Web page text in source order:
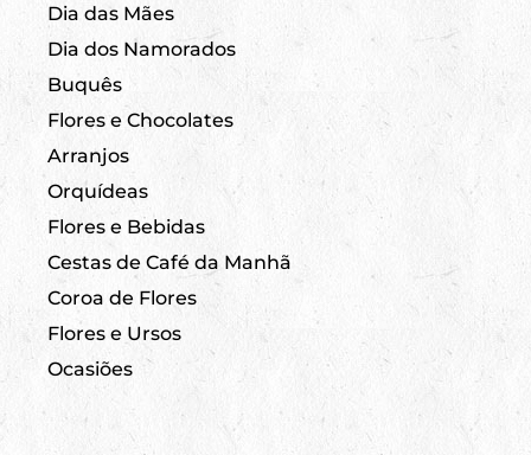
Dia das Mães
Dia dos Namorados
Buquês
Flores e Chocolates
Arranjos
Orquídeas
Flores e Bebidas
Cestas de Café da Manhã
Coroa de Flores
Flores e Ursos
Ocasiões